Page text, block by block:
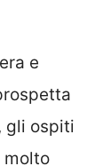
e
gli ospiti
molto